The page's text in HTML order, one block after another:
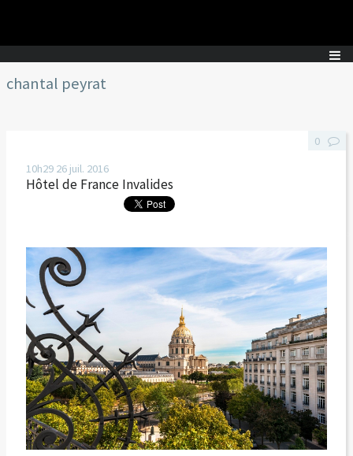
chantal peyrat
10h29 26 juil. 2016
Hôtel de France Invalides
0